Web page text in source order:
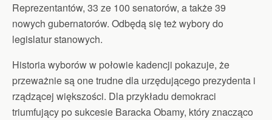
Reprezentantów, 33 ze 100 senatorów, a także 39
nowych gubernatorów. Odbędą się też wybory do
legislatur stanowych.
Historia wyborów w połowie kadencji pokazuje, że
przeważnie są one trudne dla urzędującego prezydenta i
rządzącej większości. Dla przykładu demokraci
triumfujący po sukcesie Baracka Obamy, który znacząco